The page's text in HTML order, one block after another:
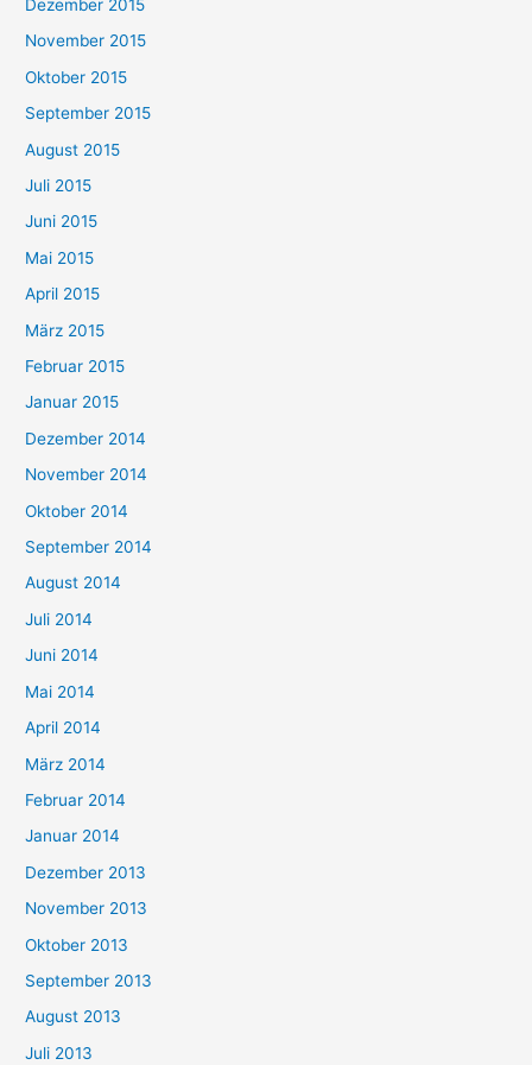
Dezember 2015
November 2015
Oktober 2015
September 2015
August 2015
Juli 2015
Juni 2015
Mai 2015
April 2015
März 2015
Februar 2015
Januar 2015
Dezember 2014
November 2014
Oktober 2014
September 2014
August 2014
Juli 2014
Juni 2014
Mai 2014
April 2014
März 2014
Februar 2014
Januar 2014
Dezember 2013
November 2013
Oktober 2013
September 2013
August 2013
Juli 2013